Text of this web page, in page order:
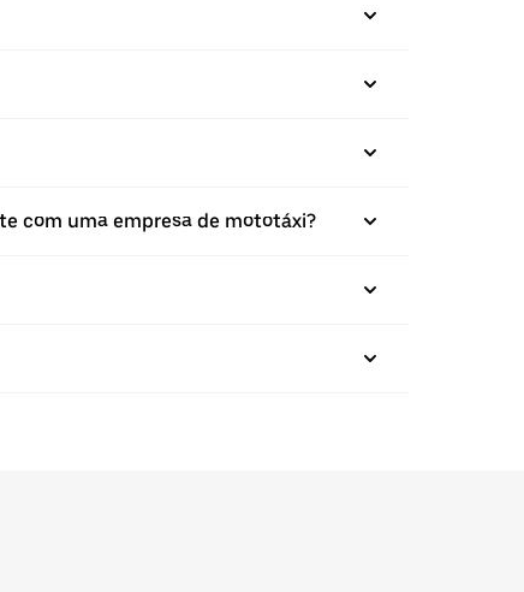
com uma empresa de mototáxi?